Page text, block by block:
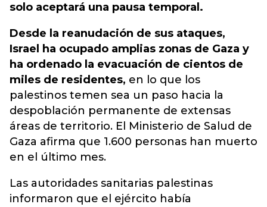
solo aceptará una pausa temporal.
Desde la reanudación de sus ataques,
Israel ha ocupado amplias zonas de Gaza y
ha ordenado la evacuación de cientos de
miles de residentes, en lo que los
palestinos temen sea un paso hacia la
despoblación permanente de extensas
áreas de territorio. El Ministerio de Salud de
Gaza afirma que 1.600 personas han muerto
en el último mes.
Las autoridades sanitarias palestinas
informaron que el ejército había